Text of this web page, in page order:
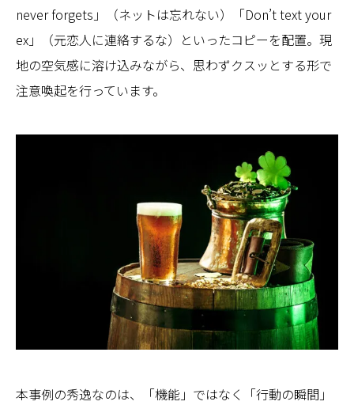
never forgets」（ネットは忘れない）「Don’t text your
ex」（元恋人に連絡するな）といったコピーを配置。現
地の空気感に溶け込みながら、思わずクスッとする形で
注意喚起を行っています。
本事例の秀逸なのは、「機能」ではなく「行動の瞬間」